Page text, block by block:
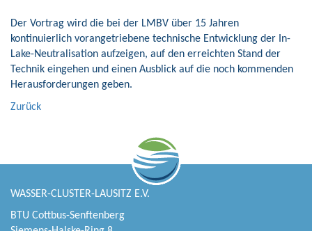
Der Vortrag wird die bei der LMBV über 15 Jahren
kontinuierlich vorangetriebene technische Entwicklung der In-
Lake-Neutralisation aufzeigen, auf den erreichten Stand der
Technik eingehen und einen Ausblick auf die noch kommenden
Herausforderungen geben.
Zurück
WASSER-CLUSTER-LAUSITZ E.V.
BTU Cottbus-Senftenberg